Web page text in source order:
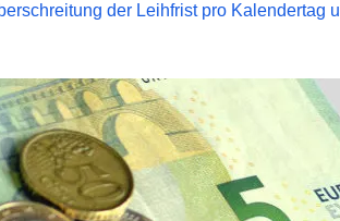
der Leihfrist pro Kalendertag